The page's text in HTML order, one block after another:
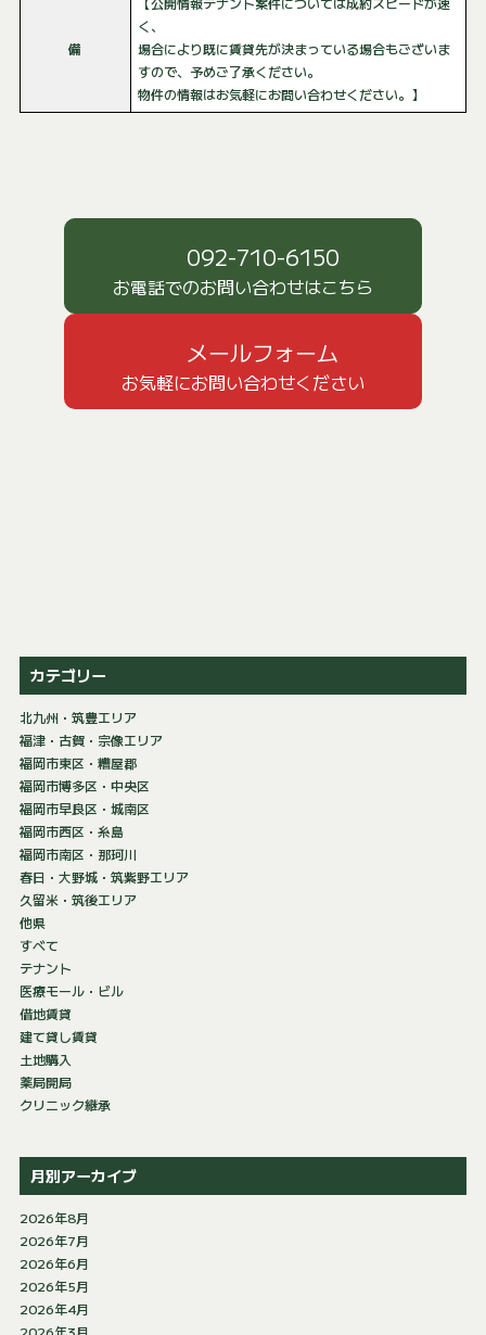
備
く、
場合により既に賃貸先が決まっている場合もございま
すので、予めご了承ください。
物件の情報はお気軽にお問い合わせください。】
092-710-6150
お電話でのお問い合わせはこちら
メールフォーム
お気軽にお問い合わせください
カテゴリー
北九州・筑豊エリア
福津・古賀・宗像エリア
福岡市東区・糟屋郡
福岡市博多区・中央区
福岡市早良区・城南区
福岡市西区・糸島
福岡市南区・那珂川
春日・大野城・筑紫野エリア
久留米・筑後エリア
他県
すべて
テナント
医療モール・ビル
借地賃貸
建て貸し賃貸
土地購入
薬局開局
クリニック継承
月別アーカイブ
2026年8月
2026年7月
2026年6月
2026年5月
2026年4月